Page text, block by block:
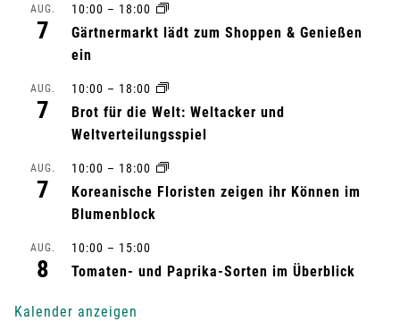
-
AUG.
7
10:00 – 18:00
Gärtnermarkt lädt zum Shoppen & Genießen
ein
AUG.
7
10:00 – 18:00
Brot für die Welt: Weltacker und
Weltverteilungsspiel
AUG.
7
10:00 – 18:00
Koreanische Floristen zeigen ihr Können im
Blumenblock
AUG.
8
10:00 – 15:00
Tomaten- und Paprika-Sorten im Überblick
Kalender anzeigen